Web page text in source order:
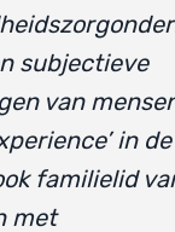
subjectieve
van
in de
familielid
met